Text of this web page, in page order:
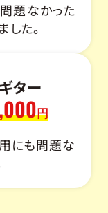
題なかった
た。
ター
円
にも問題な